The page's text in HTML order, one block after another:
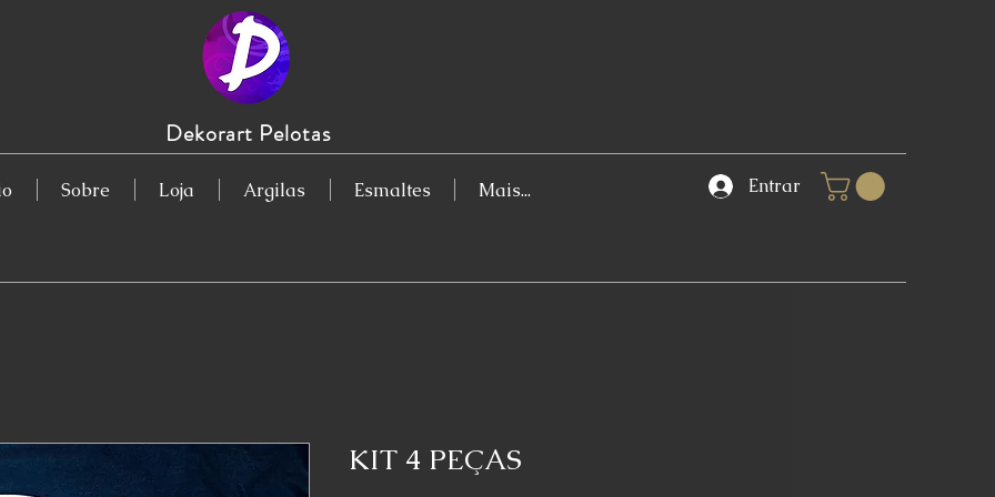
Dekorart Pelotas
Sobre Loja Argilas Esmaltes Mais... Entrar
KIT 4 PEÇAS